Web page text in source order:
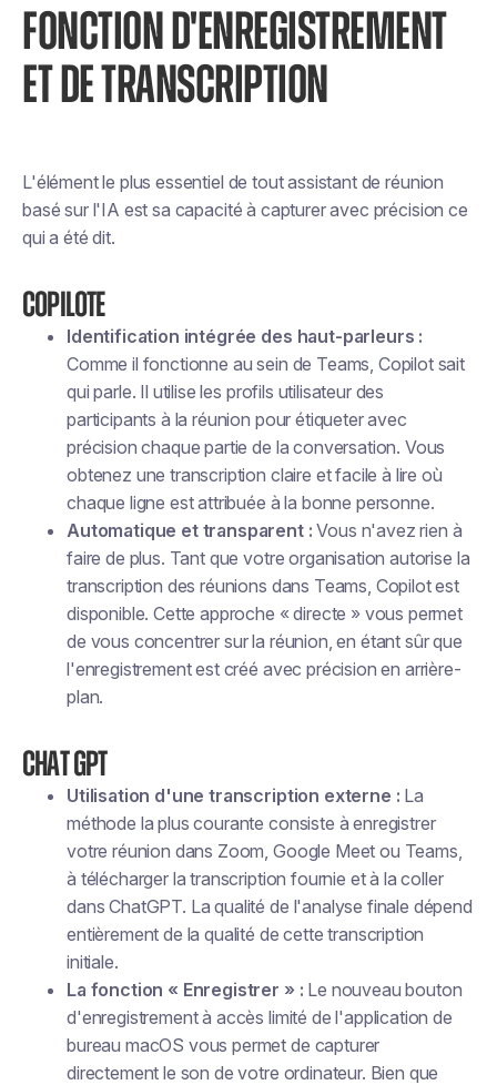
FONCTION D'ENREGISTREMENT
ET DE TRANSCRIPTION
L'élément le plus essentiel de tout assistant de réunion
basé sur l'IA est sa capacité à capturer avec précision ce
qui a été dit.
Copilote
Identification intégrée des haut-parleurs :
Comme il fonctionne au sein de Teams, Copilot sait
qui parle. Il utilise les profils utilisateur des
participants à la réunion pour étiqueter avec
précision chaque partie de la conversation. Vous
obtenez une transcription claire et facile à lire où
chaque ligne est attribuée à la bonne personne.
Automatique et transparent : Vous n'avez rien à
faire de plus. Tant que votre organisation autorise la
transcription des réunions dans Teams, Copilot est
disponible. Cette approche « directe » vous permet
de vous concentrer sur la réunion, en étant sûr que
l'enregistrement est créé avec précision en arrière-
plan.
Chat GPT
Utilisation d'une transcription externe : La
méthode la plus courante consiste à enregistrer
votre réunion dans Zoom, Google Meet ou Teams,
à télécharger la transcription fournie et à la coller
dans ChatGPT. La qualité de l'analyse finale dépend
entièrement de la qualité de cette transcription
initiale.
La fonction « Enregistrer » : Le nouveau bouton
d'enregistrement à accès limité de l'application de
bureau macOS vous permet de capturer
directement le son de votre ordinateur. Bien que